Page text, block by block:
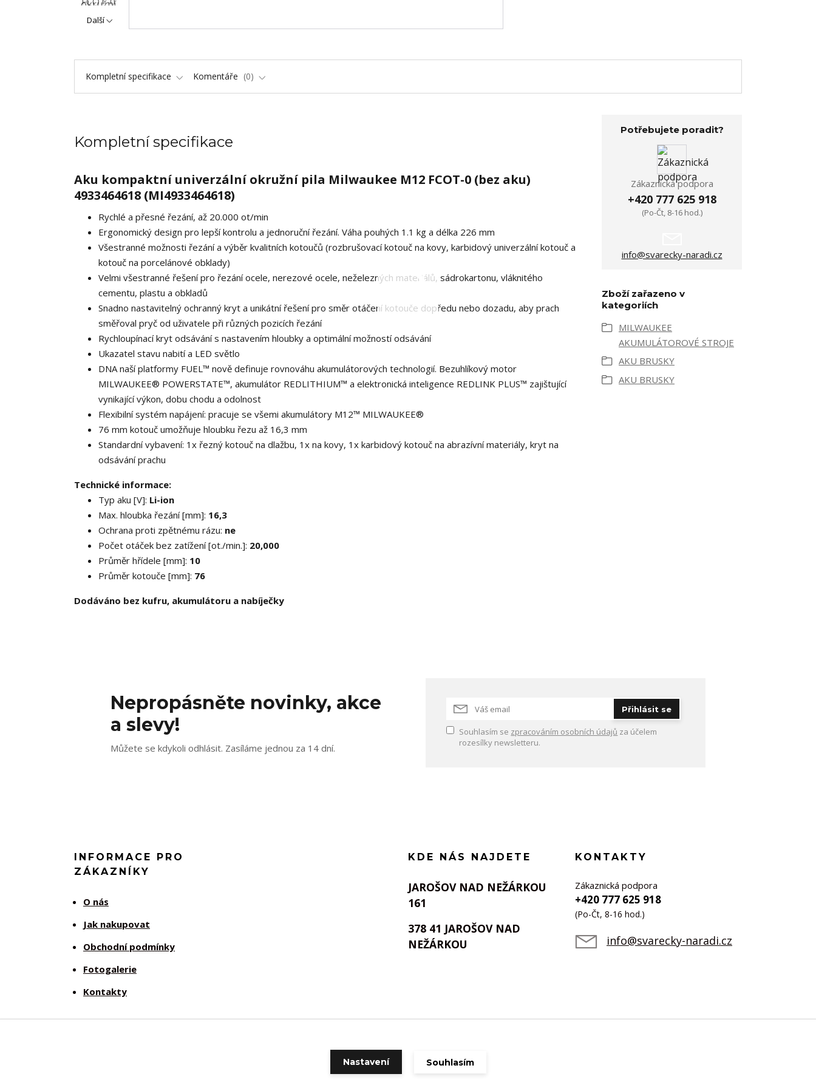
Další
Kompletní specifikace Komentáře 0
Kompletní specifikace
Aku kompaktní univerzální okružní pila Milwaukee M12 FCOT-0 (bez aku)
4933464618 (MI4933464618)
Rychlé a přesné řezání, až 20.000 ot/min
Ergonomický design pro lepší kontrolu a jednoruční řezání. Váha pouhých 1.1 kg a délka 226 mm
Všestranné možnosti řezání a výběr kvalitních kotoučů (rozbrušovací kotouč na kovy, karbidový univerzální kotouč a
kotouč na porcelánové obklady)
Velmi všestranné řešení pro řezání ocele, nerezové ocele, neželezných materiálů, sádrokartonu, vláknitého
cementu, plastu a obkladů
Snadno nastavitelný ochranný kryt a unikátní řešení pro směr otáčení kotouče dopředu nebo dozadu, aby prach
směřoval pryč od uživatele při různých pozicích řezání
Rychloupínací kryt odsávání s nastavením hloubky a optimální možností odsávání
Ukazatel stavu nabití a LED světlo
DNA naší platformy FUEL™ nově definuje rovnováhu akumulátorových technologií. Bezuhlíkový motor
MILWAUKEE® POWERSTATE™, akumulátor REDLITHIUM™ a elektronická inteligence REDLINK PLUS™ zajištující
vynikající výkon, dobu chodu a odolnost
Flexibilní systém napájení: pracuje se všemi akumulátory M12™ MILWAUKEE®
76 mm kotouč umožňuje hloubku řezu až 16,3 mm
Standardní vybavení: 1x řezný kotouč na dlažbu, 1x na kovy, 1x karbidový kotouč na abrazívní materiály, kryt na
odsávání prachu
Technické informace:
Typ aku [V]: Li-ion
Max. hloubka řezání [mm]: 16,3
Ochrana proti zpětnému rázu: ne
Počet otáček bez zatížení [ot./min.]: 20,000
Průměr hřídele [mm]: 10
Průměr kotouče [mm]: 76
Dodáváno bez kufru, akumulátoru a nabíječky
Potřebujete poradit?
Zákaznická podpora
+420 777 625 918
(Po-Čt, 8-16 hod.)
info@svarecky-naradi.cz
Zboží zařazeno v
kategoriích
MILWAUKEE
AKUMULÁTOROVÉ STROJE
AKU BRUSKY
AKU BRUSKY
Nepropásněte novinky, akce
a slevy!
Můžete se kdykoli odhlásit. Zasíláme jednou za 14 dní.
Přihlásit se
Souhlasím se zpracováním osobních údajů za účelem
rozesílky newsletteru.
INFORMACE PRO
ZÁKAZNÍKY
O nás
Jak nakupovat
Obchodní podmínky
Fotogalerie
Kontakty
KDE NÁS NAJDETE
JAROŠOV NAD NEŽÁRKOU
161
378 41 JAROŠOV NAD
NEŽÁRKOU
KONTAKTY
Zákaznická podpora
+420 777 625 918
(Po-Čt, 8-16 hod.)
info@svarecky-naradi.cz
Vytvořeno na
Nastavení Souhlasím